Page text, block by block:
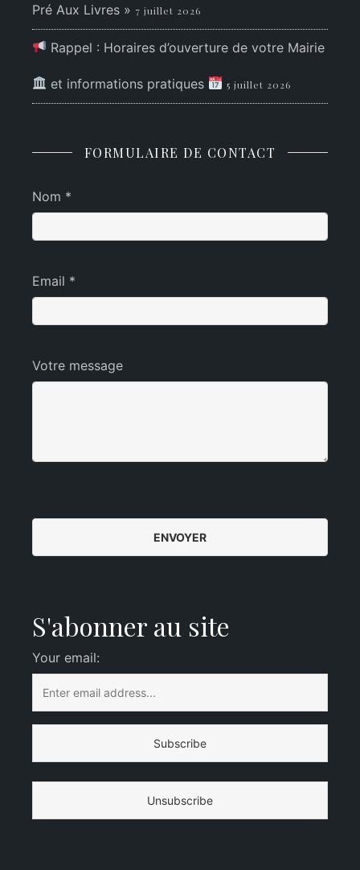
Pré Aux Livres » 7 juillet 2026
Rappel : Horaires d’ouverture de votre Mairie
et informations pratiques 5 juillet 2026
FORMULAIRE DE CONTACT
Nom *
Email *
Votre message
S'abonner au site
Your email: